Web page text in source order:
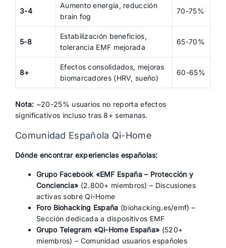
3-4
Aumento energía, reducción
brain fog
70-75%
5-8
Estabilización beneficios,
tolerancia EMF mejorada
65-70%
8+
Efectos consolidados, mejoras
biomarcadores (HRV, sueño)
60-65%
Nota: ~20-25% usuarios no reporta efectos
significativos incluso tras 8+ semanas.
Comunidad Española Qi-Home
Dónde encontrar experiencias españolas:
Grupo Facebook «EMF España – Protección y
Conciencia» (2.800+ miembros) – Discusiones
activas sobre Qi-Home
Foro Biohacking España (biohacking.es/emf) –
Sección dedicada a dispositivos EMF
Grupo Telegram «Qi-Home España» (520+
miembros) – Comunidad usuarios españoles